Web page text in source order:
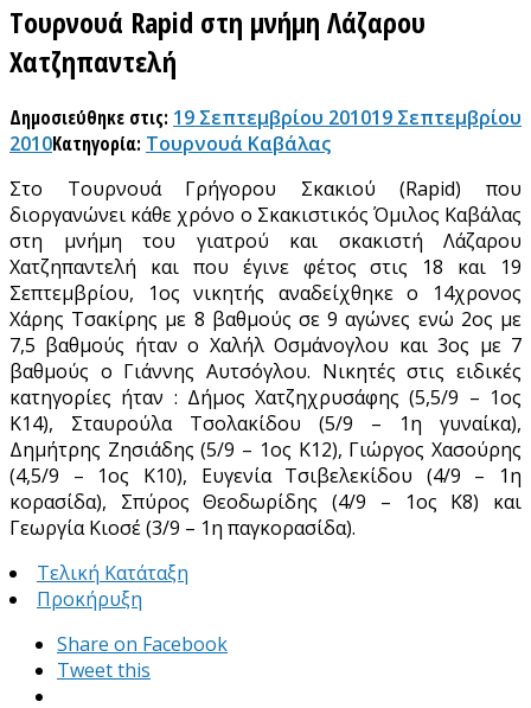
Tουρνουά Rapid στη μνήμη Λάζαρου
Χατζηπαντελή
Δημοσιεύθηκε στις: 19 Σεπτεμβρίου 201019 Σεπτεμβρίου
2010Κατηγορία: Τουρνουά Καβάλας
Στο Tουρνουά Γρήγορου Σκακιού (Rapid) που
διοργανώνει κάθε χρόνο ο Σκακιστικός Όμιλος Καβάλας
στη μνήμη του γιατρού και σκακιστή Λάζαρου
Χατζηπαντελή και που έγινε φέτος στις 18 και 19
Σεπτεμβρίου, 1ος νικητής αναδείχθηκε ο 14χρονος
Χάρης Τσακίρης με 8 βαθμούς σε 9 αγώνες ενώ 2ος με
7,5 βαθμούς ήταν ο Χαλήλ Οσμάνογλου και 3ος με 7
βαθμούς ο Γιάννης Αυτσόγλου. Νικητές στις ειδικές
κατηγορίες ήταν : Δήμος Χατζηχρυσάφης (5,5/9 – 1ος
Κ14), Σταυρούλα Τσολακίδου (5/9 – 1η γυναίκα),
Δημήτρης Ζησιάδης (5/9 – 1ος Κ12), Γιώργος Χασούρης
(4,5/9 – 1ος Κ10), Ευγενία Τσιβελεκίδου (4/9 – 1η
κορασίδα), Σπύρος Θεοδωρίδης (4/9 – 1ος Κ8) και
Γεωργία Κιοσέ (3/9 – 1η παγκορασίδα).
Τελική Κατάταξη
Προκήρυξη
Share on Facebook
Tweet this